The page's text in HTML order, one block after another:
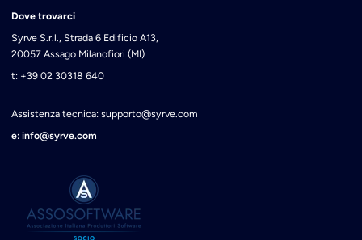
Dove trovarci
Syrve S.r.l., Strada 6 Edificio A13,
20057 Assago Milanofiori (MI)
t: +39 02 30318 640
Assistenza tecnica: supporto@syrve.com
e: info@syrve.com